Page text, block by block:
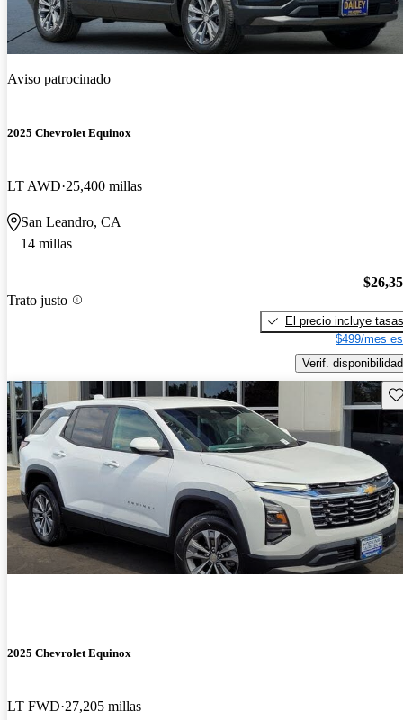
Aviso patrocinado
2025 Chevrolet Equinox
LT AWD 25,400 millas
San Leandro, CA
14 millas
Trato justo
El precio incluye tasas
$499/mes
Verif. disponibilidad
2025 Chevrolet Equinox
LT FWD 27,205 millas